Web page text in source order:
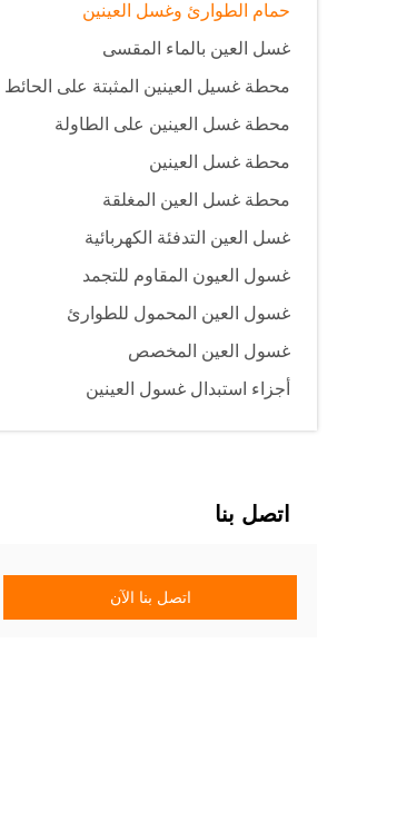
حمام الطوارئ وغسل العينين
غسل العين بالماء المقسى
محطة غسيل العينين المثبتة على الحائط
محطة غسل العينين على الطاولة
محطة غسل العينين
محطة غسل العين المغلقة
غسل العين التدفئة الكهربائية
غسول العيون المقاوم للتجمد
غسول العين المحمول للطوارئ
غسول العين المخصص
أجزاء استبدال غسول العينين
اتصل بنا
اتصل بنا الآن